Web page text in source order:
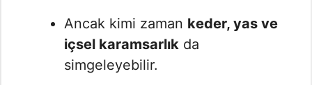
Ancak kimi zaman keder, yas ve
içsel karamsarlık da
simgeleyebilir.